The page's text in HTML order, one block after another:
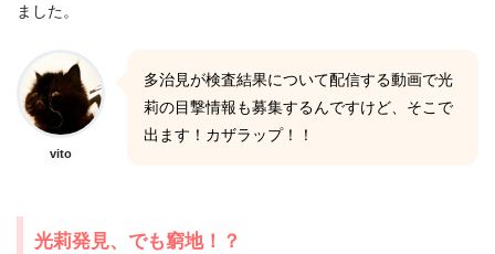
ました。
vito
多治見が検査結果について配信する動画で光
莉の目撃情報も募集するんですけど、そこで
出ます！カザラップ！！
光莉発見、でも窮地！？